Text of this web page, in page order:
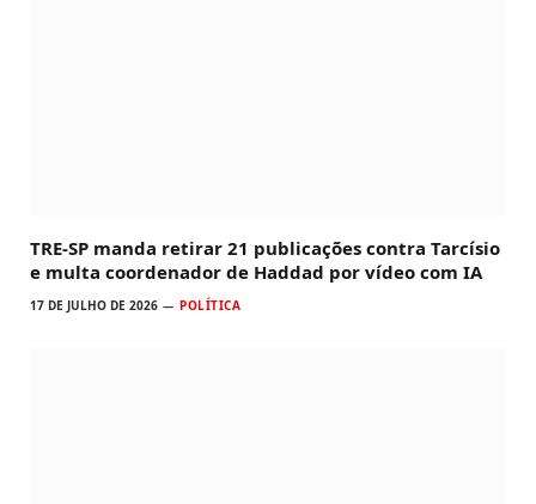
TRE-SP manda retirar 21 publicações contra Tarcísio
e multa coordenador de Haddad por vídeo com IA
17 DE JULHO DE 2026 POLÍTICA